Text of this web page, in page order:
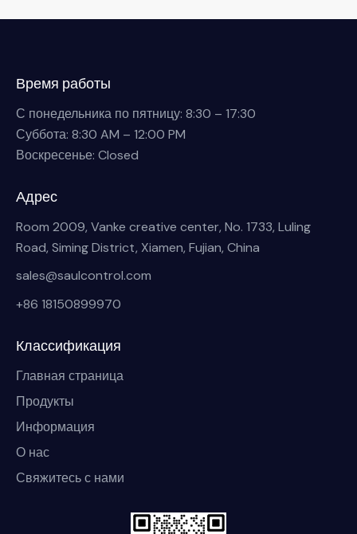
Время работы
С понедельника по пятницу: 8:30 – 17:30
Суббота: 8:30 AM – 12:00 PM
Воскресенье: Closed
Адрес
Room 2009, Vanke creative center, No. 1733, Luling
Road, Siming District, Xiamen, Fujian, China
sales@saulcontrol.com
+86 18150899970
Классификация
Главная страница
Продукты
Информация
О нас
Свяжитесь с нами